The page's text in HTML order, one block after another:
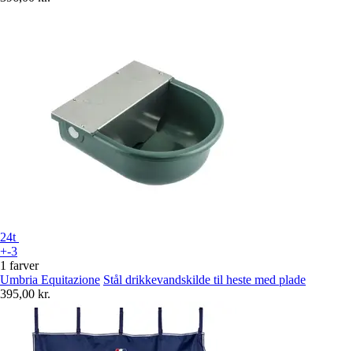
24t
+-3
1 farver
Umbria Equitazione Stål drikkevandskilde til heste med plade
395,00 kr.